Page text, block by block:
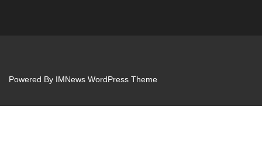
Powered By IMNews WordPress Theme